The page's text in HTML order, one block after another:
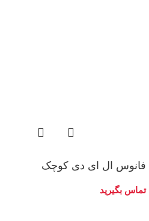
فانوس ال ای دی کوچک
تماس بگیرید